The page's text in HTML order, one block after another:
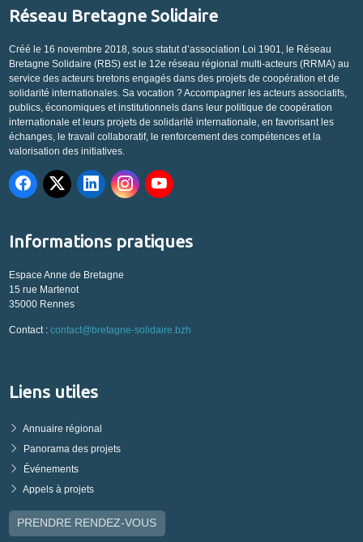
Réseau Bretagne Solidaire
Créé le 16 novembre 2018, sous statut d’association Loi 1901, le Réseau
Bretagne Solidaire (RBS) est le 12e réseau régional multi-acteurs (RRMA) au
service des acteurs bretons engagés dans des projets de coopération et de
solidarité internationales. Sa vocation ? Accompagner les acteurs associatifs,
publics, économiques et institutionnels dans leur politique de coopération
internationale et leurs projets de solidarité internationale, en favorisant les
échanges, le travail collaboratif, le renforcement des compétences et la
valorisation des initiatives.
Informations pratiques
Espace Anne de Bretagne
15 rue Martenot
35000 Rennes
Contact : contact@bretagne-solidaire.bzh
Liens utiles
Annuaire régional
Panorama des projets
Événements
Appels à projets
PRENDRE RENDEZ-VOUS